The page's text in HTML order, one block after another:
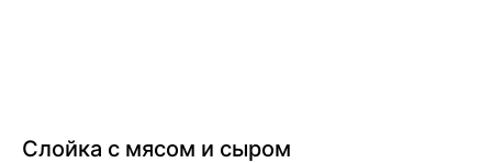
Слойка с мясом и сыром